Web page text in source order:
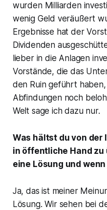
wurden Milliarden
wenig Geld veräußert
Ergebnisse hat der
Dividenden
lieber in die Anlagen
Vorstände, die das
den Ruin geführt
Abfindungen noch
Welt sage ich dazu nur.
Was hältst du von der
in öffentliche Hand zu
eine Lösung und wenn
Ja, das ist meiner
Lösung. Wir sehen bei